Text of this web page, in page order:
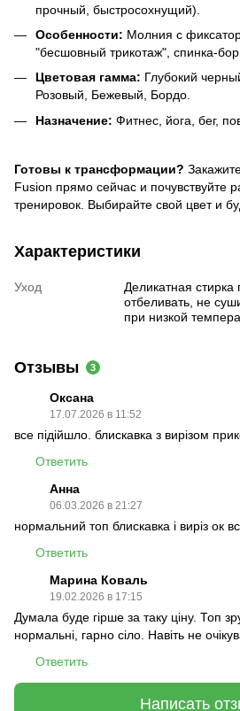
прочный, быстросохнущий).
Особенности: Молния с
"бесшовный трикотаж", спинка-
Цветовая гамма: Глубокий
Розовый, Бежевый, Бордо.
Назначение: Фитнес, йога, бег,
Готовы к трансформации?
Fusion прямо сейчас и почувствуйте
тренировок. Выбирайте свой цвет и
Характеристики
Уход
Деликатная стирка
отбеливать, не
при низкой
Отзывы 3
Оксана
17.07.2026 в 11:52
все підійшло. блискавка з вирізом
Ответить
Анна
06.03.2026 в 21:27
нормальний топ блискавка і виріз ок
Ответить
Марина Коваль
19.02.2026 в 17:15
Думала буде гірше за таку ціну. Топ
нормальні, гарно сіло. Навіть не
Ответить
Написать